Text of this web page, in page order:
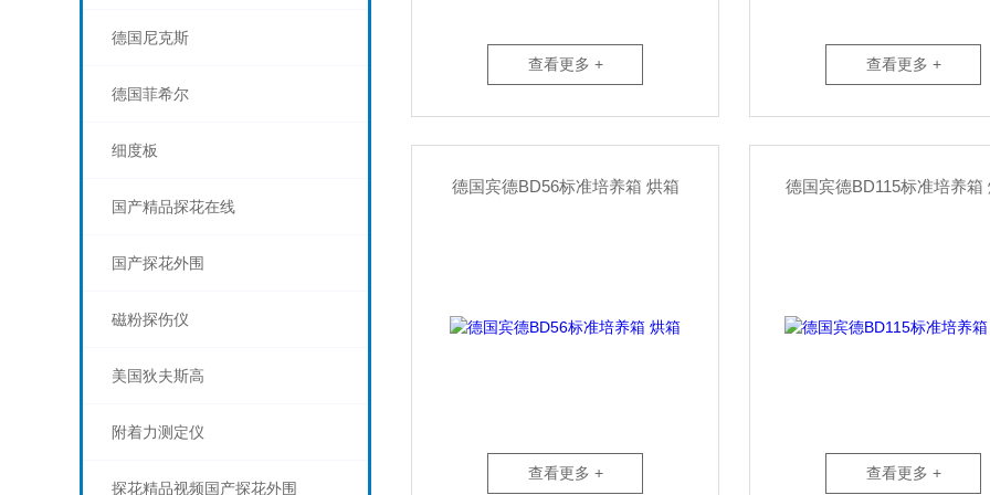
德国尼克斯
德国菲希尔
细度板
国产精品探花在线
国产探花外围
磁粉探伤仪
美国狄夫斯高
附着力测定仪
探花精品视频国产探花外围
查看更多 + 查看更多 +
德国宾德BD56标准培养箱 烘箱
查看更多 +
德国宾德BD115标准培养箱
查看更多 +